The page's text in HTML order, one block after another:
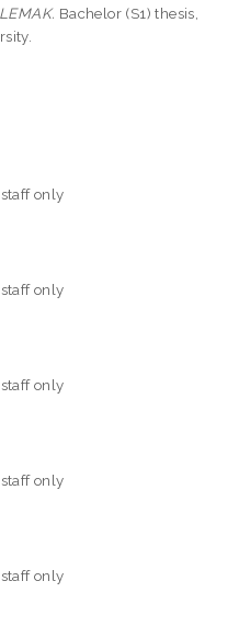
Bachelor (S1) thesis,
only
only
only
only
only